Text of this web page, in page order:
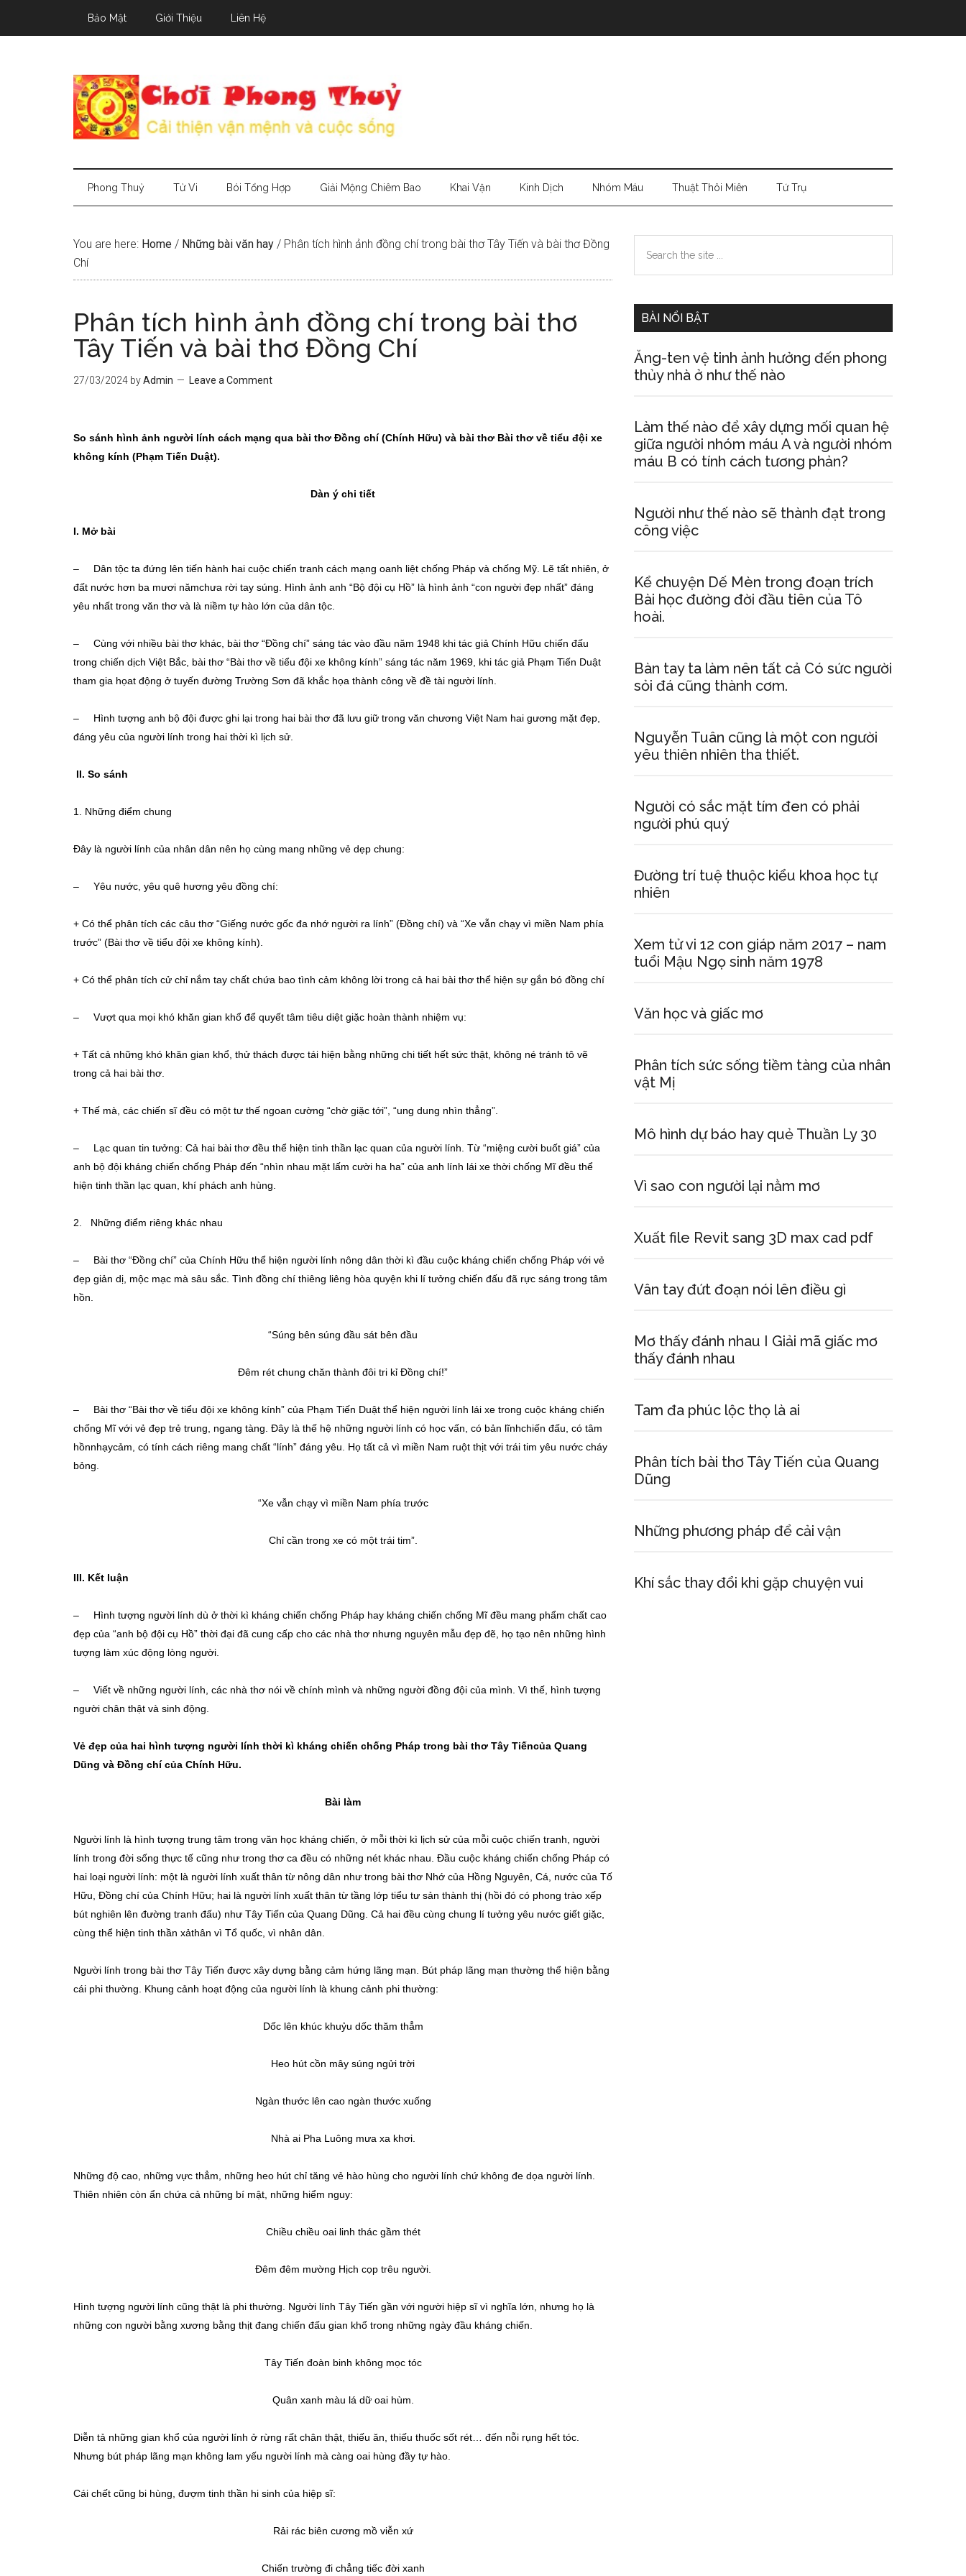
Bảo Mật Giới Thiệu Liên Hệ
Phong Thuỷ Tử Vi Bói Tổng Hợp Giải Mộng Chiêm Bao Khai Vận Kinh Dịch Nhóm Máu Thuật Thôi Miên Tứ Trụ
You are here: Home / Những bài văn hay / Phân tích hình ảnh đồng chí trong bài thơ Tây Tiến và bài thơ Đồng
Chí
Phân tích hình ảnh đồng chí trong bài thơ
Tây Tiến và bài thơ Đồng Chí
27/03/2024 byAdmin Leave a Comment
So sánh hình ảnh người lính cách mạng qua bài thơ Đồng chí (Chính Hữu) và bài thơ Bài thơ về tiểu đội xe
không kính (Phạm Tiến Duật).
Dàn ý chi tiết
I. Mở bài
– Dân tộc ta đứng lên tiến hành hai cuộc chiến tranh cách mạng oanh liệt chống Pháp và chống Mỹ. Lẽ tất nhiên, ở
đất nước hơn ba mươi nămchưa rời tay súng. Hình ảnh anh “Bộ đội cụ Hồ” là hình ảnh “con người đẹp nhất” đáng
yêu nhất trong văn thơ và là niềm tự hào lớn của dân tộc.
– Cùng với nhiều bài thơ khác, bài thơ “Đồng chí” sáng tác vào đầu năm 1948 khi tác giả Chính Hữu chiến đấu
trong chiến dịch Việt Bắc, bài thơ “Bài thơ về tiểu đội xe không kính” sáng tác năm 1969, khi tác giả Phạm Tiến Duật
tham gia họat động ở tuyến đường Trường Sơn đã khắc họa thành công về đề tài người lính.
– Hình tượng anh bộ đội được ghi lại trong hai bài thơ đã lưu giữ trong văn chương Việt Nam hai gương mặt đẹp,
đáng yêu của người lính trong hai thời kì lịch sử.
II. So sánh
1. Những điểm chung
Đây là người lính của nhân dân nên họ cùng mang những vẻ dẹp chung:
– Yêu nước, yêu quê hương yêu đồng chí:
+ Có thể phân tích các câu thơ “Giếng nước gốc đa nhớ người ra lính” (Đồng chí) và “Xe vẫn chạy vì miền Nam phía
trước” (Bài thơ về tiểu đội xe không kính).
+ Có thể phân tích cử chỉ nắm tay chất chứa bao tình cảm không lời trong cả hai bài thơ thể hiện sự gắn bó đồng chí
– Vượt qua mọi khó khăn gian khổ để quyết tâm tiêu diệt giặc hoàn thành nhiệm vụ:
+ Tất cả những khó khăn gian khổ, thử thách được tái hiện bằng những chi tiết hết sức thật, không né tránh tô vẽ
trong cả hai bài thơ.
+ Thế mà, các chiến sĩ đều có một tư thế ngoan cường “chờ giặc tới”, “ung dung nhìn thẳng”.
– Lạc quan tin tưởng: Cả hai bài thơ đều thể hiện tinh thần lạc quan của người lính. Từ “miệng cười buốt giá” của
anh bộ đội kháng chiến chống Pháp đến “nhìn nhau mặt lấm cười ha ha” của anh lính lái xe thời chống Mĩ đều thể
hiện tinh thần lạc quan, khí phách anh hùng.
2. Những điểm riêng khác nhau
– Bài thơ “Đồng chí” của Chính Hữu thể hiện người lính nông dân thời kì đầu cuộc kháng chiến chống Pháp với vẻ
đẹp giản dị, mộc mạc mà sâu sắc. Tình đồng chí thiêng liêng hòa quyện khi lí tưởng chiến đấu đã rực sáng trong tâm
hồn.
“Súng bên súng đầu sát bên đầu
Đêm rét chung chăn thành đôi tri kỉ Đồng chí!”
– Bài thơ “Bài thơ về tiểu đội xe không kính” của Phạm Tiến Duật thể hiện người lính lái xe trong cuộc kháng chiến
chống Mĩ với vẻ đẹp trẻ trung, ngang tàng. Đây là thế hệ những người lính có học vấn, có bản lĩnhchiến đấu, có tâm
hồnnhạycảm, có tính cách riêng mang chất “lính” đáng yêu. Họ tất cả vì miền Nam ruột thịt với trái tim yêu nước cháy
bỏng.
“Xe vẫn chạy vì miền Nam phía trước
Chỉ cần trong xe có một trái tim”.
III. Kết luận
– Hình tượng người lính dù ở thời kì kháng chiến chống Pháp hay kháng chiến chống Mĩ đều mang phẩm chất cao
đẹp của “anh bộ đội cụ Hồ” thời đại đã cung cấp cho các nhà thơ nhưng nguyên mẫu đẹp đẽ, họ tạo nên những hình
tượng làm xúc động lòng người.
– Viết về những người lính, các nhà thơ nói về chính mình và những người đồng đội của mình. Vì thế, hình tượng
người chân thật và sinh động.
Vẻ đẹp của hai hình tượng người lính thời kì kháng chiến chống Pháp trong bài thơ Tây Tiếncủa Quang
Dũng và Đồng chícủa Chính Hữu.
Bài làm
Người lính là hình tượng trung tâm trong văn học kháng chiến, ở mỗi thời kì lịch sử của mỗi cuộc chiến tranh, người
lính trong đời sống thực tế cũng như trong thơ ca đều có những nét khác nhau. Đầu cuộc kháng chiến chống Pháp có
hai loại người lính: một là người lính xuất thân từ nông dân như trong bài thơ Nhớ của Hồng Nguyên, Cá, nước của Tố
Hữu, Đồng chí của Chính Hữu; hai là người lính xuất thân từ tầng lớp tiểu tư sản thành thị (hồi đó có phong trào xếp
bút nghiên lên đường tranh đấu) như Tây Tiến của Quang Dũng. Cả hai đều cùng chung lí tưởng yêu nước giết giặc,
cùng thể hiện tinh thần xảthân vì Tổ quốc, vì nhân dân.
Người lính trong bài thơ Tây Tiến được xây dựng bằng cảm hứng lãng mạn. Bút pháp lãng mạn thường thể hiện bằng
cái phi thường. Khung cảnh hoạt động của người lính là khung cảnh phi thường:
Dốc lên khúc khuỷu dốc thăm thẳm
Heo hút cồn mây súng ngửi trời
Ngàn thước lên cao ngàn thước xuống
Nhà ai Pha Luông mưa xa khơi.
Những độ cao, những vực thẳm, những heo hút chỉ tăng vẻ hào hùng cho người lính chứ không đe dọa người lính.
Thiên nhiên còn ẩn chứa cả những bí mật, những hiểm nguy:
Chiều chiều oai linh thác gầm thét
Đêm đêm mường Hịch cọp trêu người.
Hình tượng người lính cũng thật là phi thường. Người lính Tây Tiến gần với người hiệp sĩ vì nghĩa lớn, nhưng họ là
những con người bằng xương bằng thịt đang chiến đấu gian khổ trong những ngày đầu kháng chiến.
Tây Tiến đoàn binh không mọc tóc
Quân xanh màu lá dữ oai hùm.
Diễn tả những gian khổ của người lính ở rừng rất chân thật, thiếu ăn, thiếu thuốc sốt rét… đến nỗi rụng hết tóc.
Nhưng bút pháp lãng mạn không lam yếu người lính mà càng oai hùng đầy tự hào.
Cái chết cũng bi hùng, đượm tinh thần hi sinh của hiệp sĩ:
Rải rác biên cương mồ viễn xứ
Chiến trường đi chẳng tiếc đời xanh
Primary
Sidebar
the
BÀI NỔI BẬT
Ăng-ten vệ tinh ảnh hưởng đến phong
thủy nhà ở như thế nào
Làm thế nào để xây dựng mối quan hệ
giữa người nhóm máu A và người nhóm
máu B có tính cách tương phản?
Người như thế nào sẽ thành đạt trong
công việc
Kể chuyện Dế Mèn trong đoạn trích
Bài học đường đời đầu tiên của Tô
hoài.
Bàn tay ta làm nên tất cả Có sức người
sỏi đá cũng thành cơm.
Nguyễn Tuân cũng là một con người
yêu thiên nhiên tha thiết.
Người có sắc mặt tím đen có phải
người phú quý
Đường trí tuệ thuộc kiểu khoa học tự
nhiên
Xem tử vi 12 con giáp năm 2017 – nam
tuổi Mậu Ngọ sinh năm 1978
Văn học và giấc mơ
Phân tích sức sống tiềm tàng của nhân
vật Mị
Mô hình dự báo hay quẻ Thuần Ly 30
Vì sao con người lại nằm mơ
Xuất file Revit sang 3D max cad pdf
Vân tay đứt đoạn nói lên điều gì
Mơ thấy đánh nhau I Giải mã giấc mơ
thấy đánh nhau
Tam đa phúc lộc thọ là ai
Phân tích bài thơ Tây Tiến của Quang
Dũng
Những phương pháp để cải vận
Khí sắc thay đổi khi gặp chuyện vui